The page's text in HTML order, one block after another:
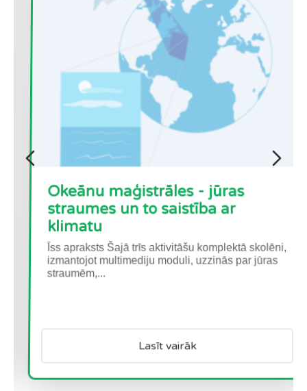
Okeānu maģistrāles - jūras
straumes un to saistība ar
klimatu
izmantojot multimediju moduli, uzzinās par jūras
straumēm,...